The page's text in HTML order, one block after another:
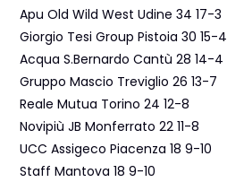
Apu Old Wild West Udine 34 17-3
Giorgio Tesi Group Pistoia 30 15-4
Acqua S.Bernardo Cantù 28 14-4
Gruppo Mascio Treviglio 26 13-7
Reale Mutua Torino 24 12-8
Novipiù JB Monferrato 22 11-8
UCC Assigeco Piacenza 18 9-10
Staff Mantova 18 9-10